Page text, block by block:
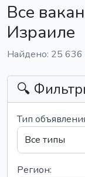
Все
Израиле
Найдено: 25 636
🔍
Тип
Регион: